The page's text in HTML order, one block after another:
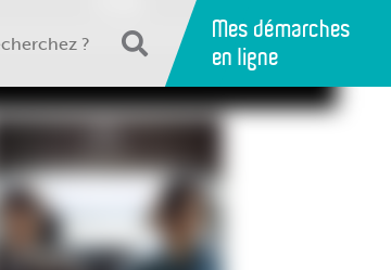
Mes démarches
en ligne